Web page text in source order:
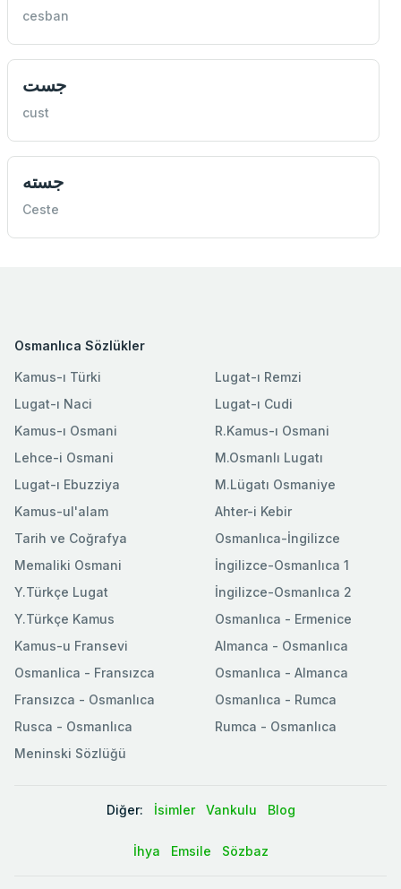
cesban
جست
cust
جسته
Ceste
Osmanlıca Sözlükler
Kamus-ı Türki
Lugat-ı Naci
Kamus-ı Osmani
Lehce-i Osmani
Lugat-ı Ebuzziya
Lugat-ı Remzi
Lugat-ı Cudi
R.Kamus-ı Osmani
M.Osmanlı Lugatı
M.Lügatı Osmaniye
Kamus-ul'alam
Tarih ve Coğrafya
Memaliki Osmani
Y.Türkçe Lugat
Y.Türkçe Kamus
Ahter-i Kebir
Osmanlıca-İngilizce
İngilizce-Osmanlıca 1
İngilizce-Osmanlıca 2
Osmanlıca - Ermenice
Kamus-u Fransevi
Osmanlica - Fransızca
Fransızca - Osmanlıca
Rusca - Osmanlıca
Meninski Sözlüğü
Almanca - Osmanlıca
Osmanlıca - Almanca
Osmanlıca - Rumca
Rumca - Osmanlıca
Diğer: İsimler Vankulu Blog
İhya Emsile Sözbaz